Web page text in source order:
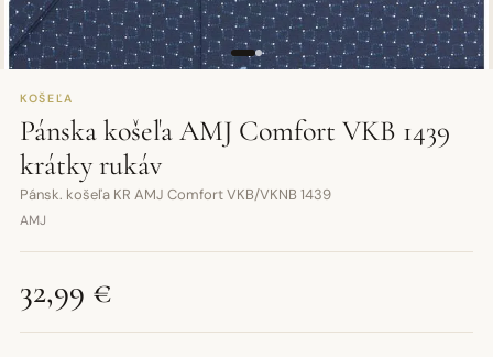
KOŠEĽA
Pánska košeľa AMJ Comfort VKB 1439
krátky rukáv
Pánsk. košeľa KR AMJ Comfort VKB/VKNB 1439
AMJ
32,99 €